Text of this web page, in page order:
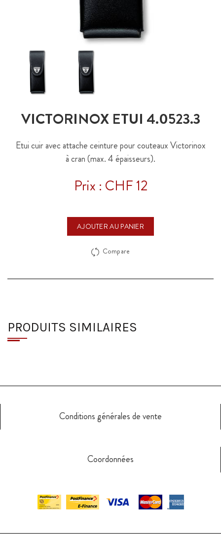
VICTORINOX ETUI 4.0523.3
Etui cuir avec attache ceinture pour couteaux Victorinox
à cran (max. 4 épaisseurs).
Prix : CHF 12
AJOUTER AU PANIER
Compare
PRODUITS SIMILAIRES
Conditions générales de vente
Coordonnées